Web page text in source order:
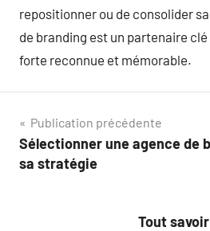
repositionner ou de consolider
de branding est un partenaire
forte reconnue et mémorable.
Navigation
de
Publication précédente
Sélectionner une agence de
sa stratégie
Tout